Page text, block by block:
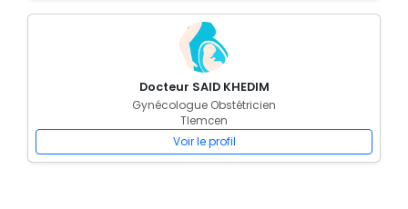
Docteur SAID KHEDIM
Gynécologue Obstétricien
Tlemcen
Voir le profil